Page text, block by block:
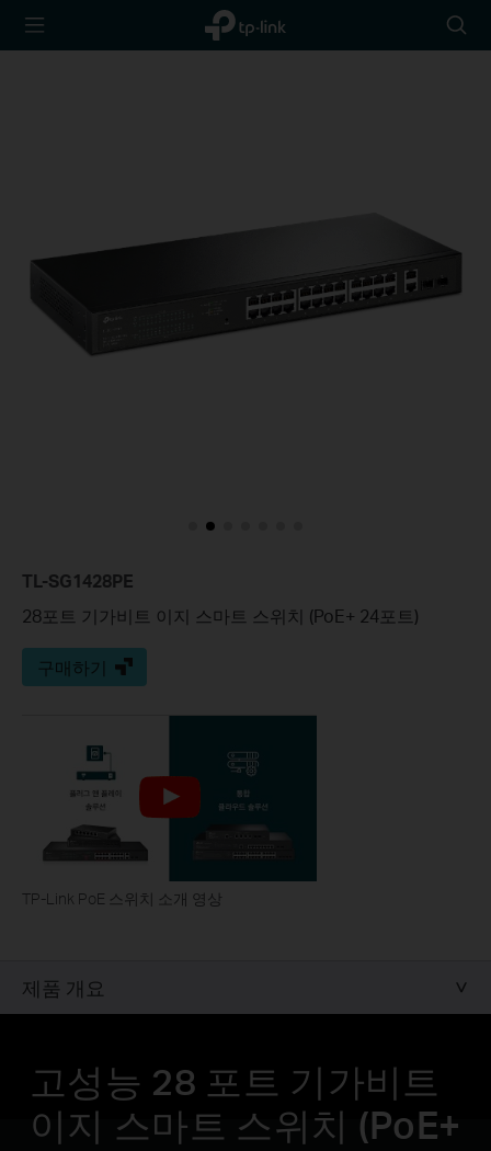
TP-Link,
Reliably
아
이
TL-SG1428PE
28포트 기가비트 이지 스마트 스위치 (PoE+ 24포트)
구매하기
TP-Link PoE 스위치 소개 영상
제품 개요
고성능 28 포트 기가비트
이지 스마트 스위치 (PoE+